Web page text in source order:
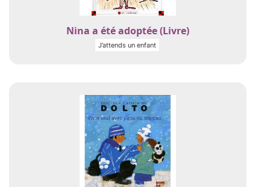
Nina a été adoptée (Livre)
J’attends un enfant